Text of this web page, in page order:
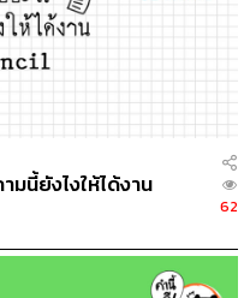
นี้ยังไงให้ได้งาน
62